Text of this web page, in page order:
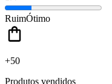
RuimÓtimo
+50
Produtos vendidos